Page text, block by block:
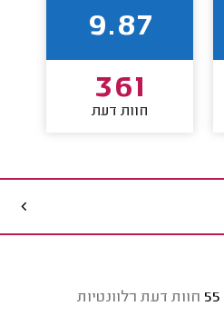
9.87
361
חוות דעת
55 חוות דעת רלוונטיות